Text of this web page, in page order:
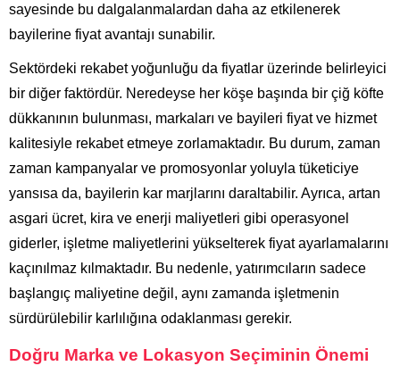
sayesinde bu dalgalanmalardan daha az etkilenerek
bayilerine fiyat avantajı sunabilir.
Sektördeki rekabet yoğunluğu da fiyatlar üzerinde belirleyici
bir diğer faktördür. Neredeyse her köşe başında bir çiğ köfte
dükkanının bulunması, markaları ve bayileri fiyat ve hizmet
kalitesiyle rekabet etmeye zorlamaktadır. Bu durum, zaman
zaman kampanyalar ve promosyonlar yoluyla tüketiciye
yansısa da, bayilerin kar marjlarını daraltabilir. Ayrıca, artan
asgari ücret, kira ve enerji maliyetleri gibi operasyonel
giderler, işletme maliyetlerini yükselterek fiyat ayarlamalarını
kaçınılmaz kılmaktadır. Bu nedenle, yatırımcıların sadece
başlangıç maliyetine değil, aynı zamanda işletmenin
sürdürülebilir karlılığına odaklanması gerekir.
Doğru Marka ve Lokasyon Seçiminin Önemi